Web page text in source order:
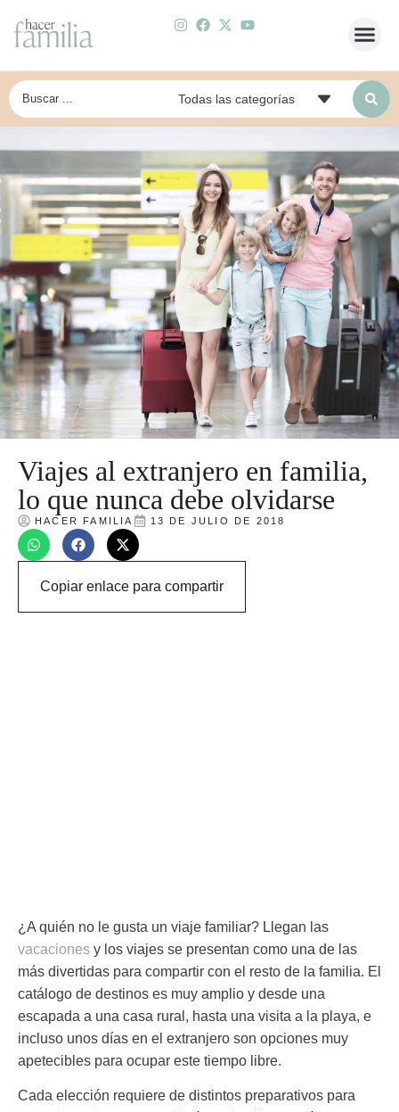
Viajes al extranjero en familia,
lo que nunca debe olvidarse
HACER FAMILIA 13 DE JULIO DE 2018
Copiar enlace para compartir
¿A quién no le gusta un viaje familiar? Llegan las
vacaciones y los viajes se presentan como una de las
más divertidas para compartir con el resto de la familia. El
catálogo de destinos es muy amplio y desde una
escapada a una casa rural, hasta una visita a la playa, e
incluso unos días en el extranjero son opciones muy
apetecibles para ocupar este tiempo libre.
Cada elección requiere de distintos preparativos para